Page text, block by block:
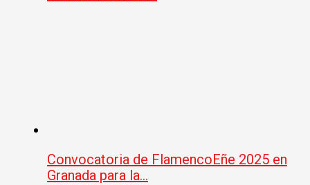
Convocatoria de FlamencoEñe 2025 en
Granada para la…